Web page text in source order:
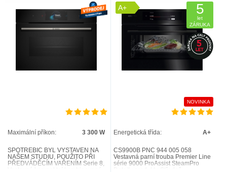
Maximální příkon: 3 300 W
SPOTŘEBIČ BYL VYSTAVEN NA
NAŠEM STUDIU, POUŽITO PŘI
PŘEDVÁDĚCÍM VAŘENÍM Serie 8,
A+ 5
let
ZÁRUKA
NOVINKA
Energetická třída: A+
CS9900B PNC 944 005 058
Vestavná parní trouba Premier Line
série 9000 ProAssist SteamPro